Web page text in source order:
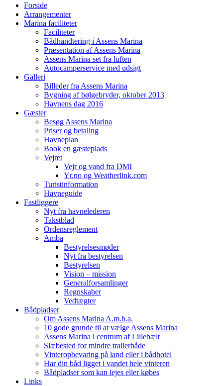
Forside
Arrangementer
Marina faciliteter
Faciliteter
Bådhåndtering i Assens Marina
Præsentation af Assens Marina
Assens Marina set fra luften
Autocamperservice med udsigt
Galleri
Billeder fra Assens Marina
Bygning af bølgebryder, oktober 2013
Havnens dag 2016
Gæster
Besøg Assens Marina
Priser og betaling
Havneplan
Book en gæsteplads
Vejret
Vejr og vand fra DMI
Yr.no og Weatherlink.com
Turistinformation
Havneguide
Fastliggere
Nyt fra havnelederen
Takstblad
Ordensreglement
Amba
Bestyrelsesmøder
Nyt fra bestyrelsen
Bestyrelsen
Vision – mission
Generalforsamlinger
Regnskaber
Vedtægter
Bådpladser
Om Assens Marina A.m.b.a.
10 gode grunde til at vælge Assens Marina
Assens Marina i centrum af Lillebælt
Slæbested for mindre trailerbåde
Vinteropbevaring på land eller i bådhotel
Har din båd ligget i vandet hele vinteren
Bådpladser som kan lejes eller købes
Links